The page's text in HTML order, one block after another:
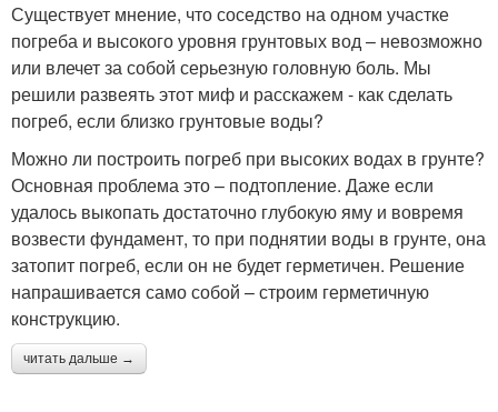
Существует мнение, что соседство на одном участке
погреба и высокого уровня грунтовых вод – невозможно
или влечет за собой серьезную головную боль. Мы
решили развеять этот миф и расскажем - как сделать
погреб, если близко грунтовые воды?
Можно ли построить погреб при высоких водах в грунте?
Основная проблема это – подтопление. Даже если
удалось выкопать достаточно глубокую яму и вовремя
возвести фундамент, то при поднятии воды в грунте, она
затопит погреб, если он не будет герметичен. Решение
напрашивается само собой – строим герметичную
конструкцию.
читать дальше →